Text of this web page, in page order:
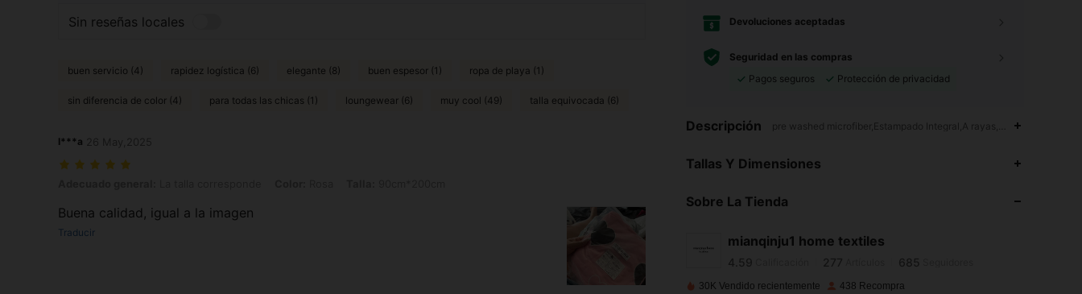
Sin reseñas locales
buen servicio (4) rapidez logística (6) elegante (8) buen espesor (1) ropa de playa (1)
sin diferencia de color (4) para todas las chicas (1) loungewear (6) muy cool (49) talla equivocada (6)
I***a
Buena calidad, igual a la imagen
Traducir
Devoluciones aceptadas
Seguridad en las compras
Pagos seguros
Protección de privacidad
Descripción pre washed microfiber,Estampado Integral,A rayas,Geométrico,25cm
Tallas Y Dimensiones
Sobre La Tienda
mianqinju1 home textiles
4.59
277
4.59
277 685
4.59 277
685
30K Vendido recientemente 438 Recompra